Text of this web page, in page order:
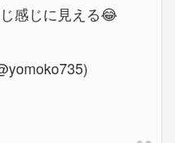
感じに見える😂